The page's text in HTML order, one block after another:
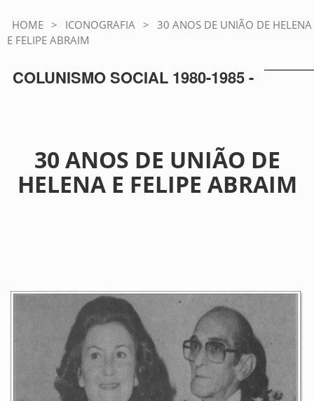
HOME > ICONOGRAFIA > 30 ANOS DE UNIÃO DE HELENA
E FELIPE ABRAIM
COLUNISMO SOCIAL 1980-1985 -
30 ANOS DE UNIÃO DE
HELENA E FELIPE ABRAIM